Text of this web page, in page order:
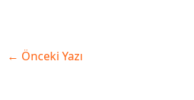
← Önceki Yazı